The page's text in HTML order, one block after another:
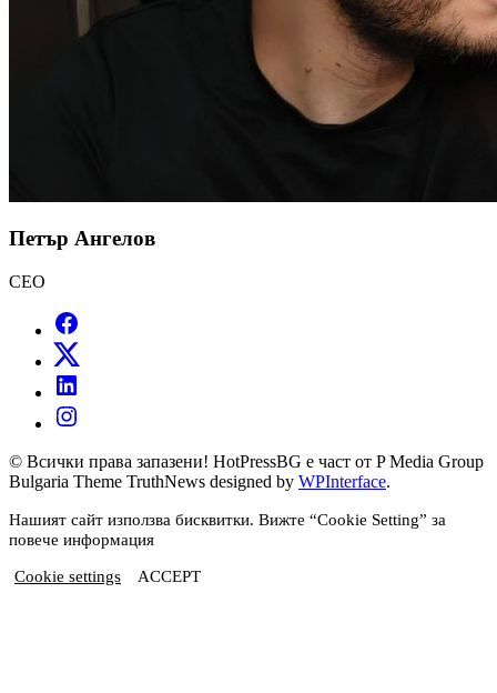
Петър Ангелов
CEO
© Всички права запазени! HotPressBG е част от P Media Group
Bulgaria Theme TruthNews designed by WPInterface.
Нашият сайт използва бисквитки. Вижте “Cookie Setting” за
повече информация
Cookie settings ACCEPT